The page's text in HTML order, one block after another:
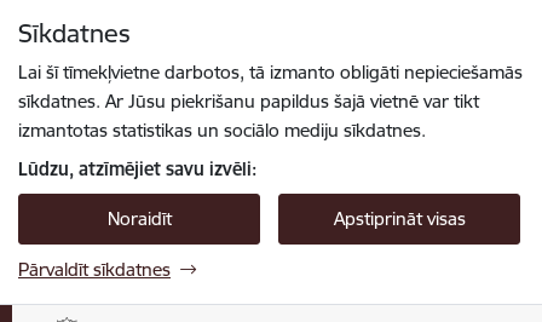
Sīkdatnes
Lai šī tīmekļvietne darbotos, tā izmanto obligāti nepieciešamās
sīkdatnes. Ar Jūsu piekrišanu papildus šajā vietnē var tikt
izmantotas statistikas un sociālo mediju sīkdatnes.
Lūdzu, atzīmējiet savu izvēli:
Noraidīt Apstiprināt visas
Pārvaldīt sīkdatnes